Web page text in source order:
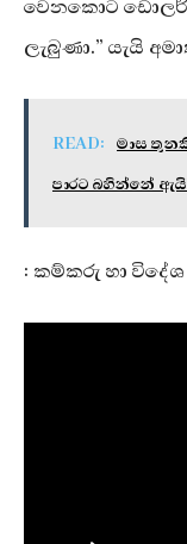
වෙනකොට
ලැබුණා.” යැයි
READ:
මාස
පාරට බහින්නේ
: කම්කරු හා විදේශ